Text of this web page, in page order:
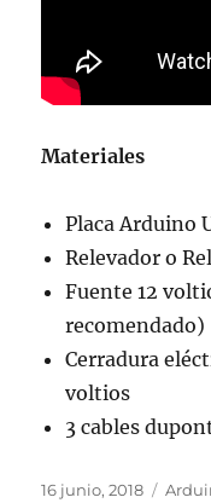
Materiales
Placa Arduino
Relevador o
Fuente 12
recomendado)
Cerradura
voltios
3 cables
Publicado
16 junio, 2018